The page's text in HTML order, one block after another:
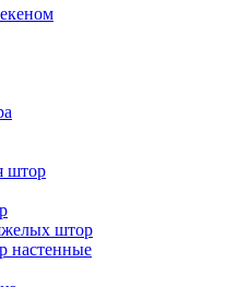
штор
штор
настенные